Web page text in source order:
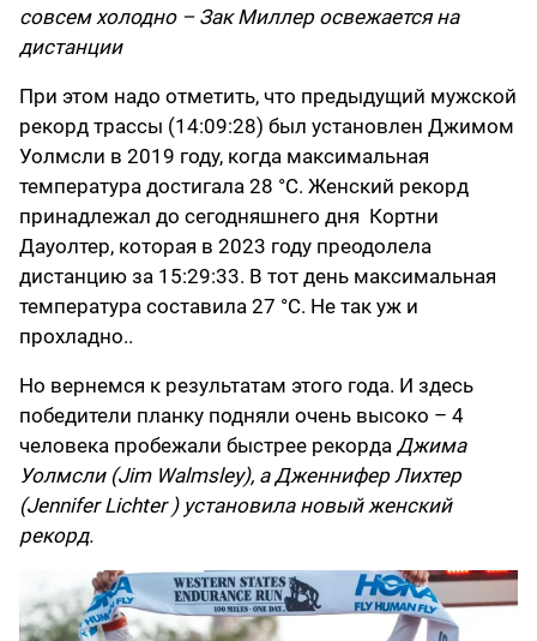
совсем холодно – Зак Миллер освежается на
дистанции
При этом надо отметить, что предыдущий мужской
рекорд трассы (14:09:28) был установлен Джимом
Уолмсли в 2019 году, когда максимальная
температура достигала 28 °C. Женский рекорд
принадлежал до сегодняшнего дня Кортни
Дауолтер, которая в 2023 году преодолела
дистанцию за 15:29:33. В тот день максимальная
температура составила 27 °C. Не так уж и
прохладно..
Но вернемся к результатам этого года. И здесь
победители планку подняли очень высоко – 4
человека пробежали быстрее рекорда Джима
Уолмсли (Jim Walmsley), а Дженнифер Лихтер
(Jennifer Lichter ) установила новый женский
рекорд.